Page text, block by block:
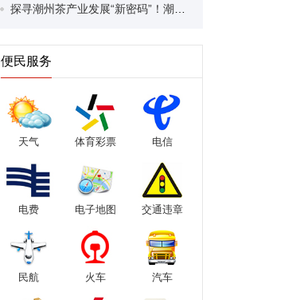
便民服务
天气 体育彩票 电信
电费 电子地图 交通违章
民航 火车 汽车